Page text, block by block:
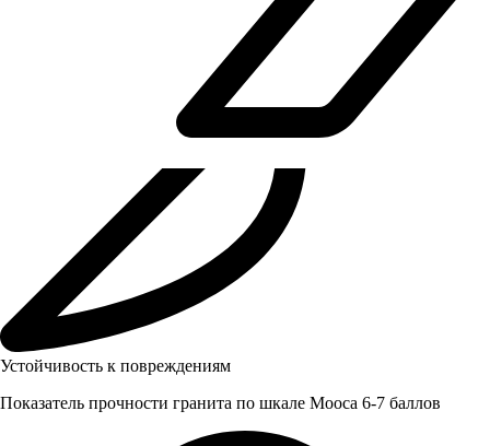
Устойчивость к повреждениям
Показатель прочности гранита по шкале Мооса 6-7 баллов